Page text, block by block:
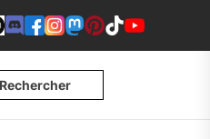
Rechercher